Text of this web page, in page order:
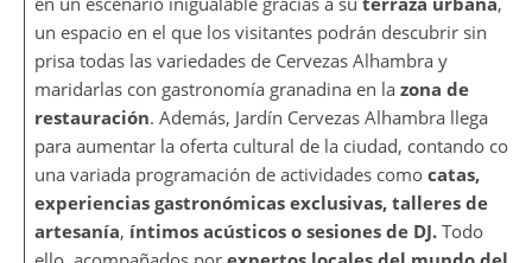
un espacio en el que los visitantes podrán descubrir sin
prisa todas las variedades de Cervezas Alhambra y
maridarlas con gastronomía granadina en la zona de
restauración. Además, Jardín Cervezas Alhambra llega
para aumentar la oferta cultural de la ciudad, contando con
una variada programación de actividades como catas,
experiencias gastronómicas exclusivas, talleres de
artesanía, íntimos acústicos o sesiones de DJ. Todo